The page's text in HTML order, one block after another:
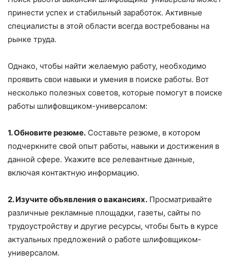
принести успех и стабильный заработок. Активные
специалисты в этой области всегда востребованы на
рынке труда.
Однако, чтобы найти желаемую работу, необходимо
проявить свои навыки и умения в поиске работы. Вот
несколько полезных советов, которые помогут в поиске
работы шлифовщиком-универсалом:
1. Обновите резюме. Составьте резюме, в котором
подчеркните свой опыт работы, навыки и достижения в
данной сфере. Укажите все релевантные данные,
включая контактную информацию.
2. Изучите объявления о вакансиях. Просматривайте
различные рекламные площадки, газеты, сайты по
трудоустройству и другие ресурсы, чтобы быть в курсе
актуальных предложений о работе шлифовщиком-
универсалом.